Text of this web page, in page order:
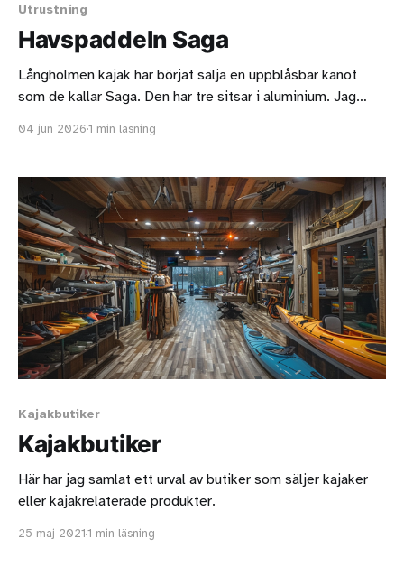
Utrustning
Havspaddeln Saga
Långholmen kajak har börjat sälja en uppblåsbar kanot
som de kallar Saga. Den har tre sitsar i aluminium. Jag
dessutom vill ha med sig packning. Det går inte att se hur
04 jun 20261 min läsning
Kajakbutiker
Kajakbutiker
Här har jag samlat ett urval av butiker som säljer kajaker
eller kajakrelaterade produkter.
25 maj 20211 min läsning